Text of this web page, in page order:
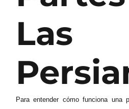
Las
Para entender cómo funciona una